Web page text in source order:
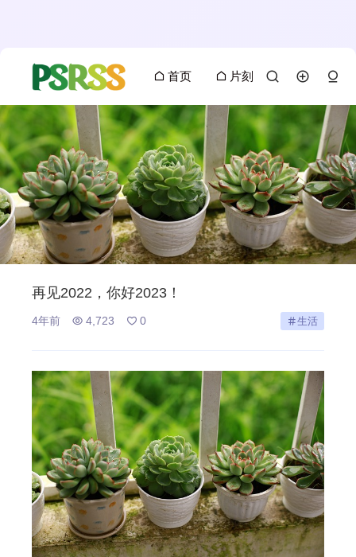
首页 片刻
搜索
再见2022，你好2023！
4年前 4,723 0 生活